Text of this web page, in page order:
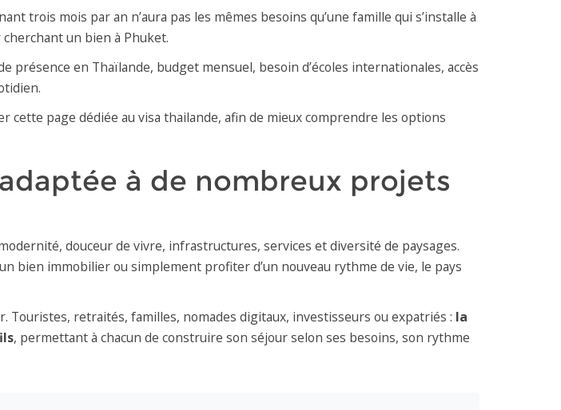
trois mois par an n’aura pas les mêmes besoins qu’une famille qui s’installe à
un bien à Phuket.
présence en Thaïlande, budget mensuel, besoin d’écoles internationales, accès
page dédiée au visa thailande, afin de mieux comprendre les options
à de nombreux projets
douceur de vivre, infrastructures, services et diversité de paysages.
bien immobilier ou simplement profiter d’un nouveau rythme de vie, le pays
retraités, familles, nomades digitaux, investisseurs ou expatriés : la
, permettant à chacun de construire son séjour selon ses besoins, son rythme